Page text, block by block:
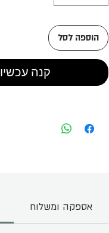
הוספה לסל
קנה עכשיו
אספקה ומשלוח